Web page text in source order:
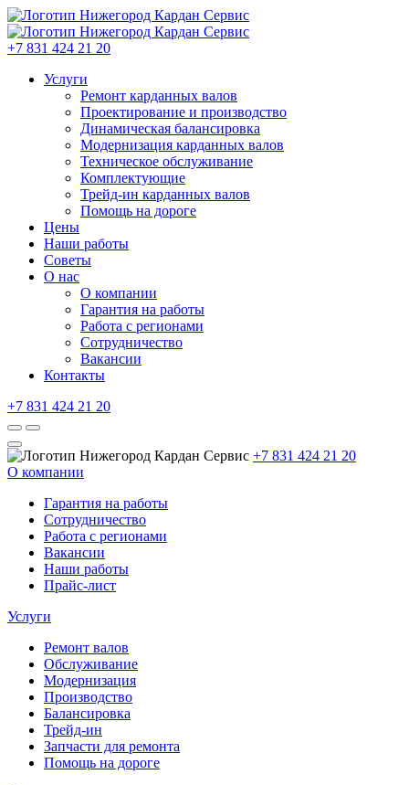
+7 831 424 21 20
Услуги
Ремонт карданных валов
Проектирование и производство
Динамическая балансировка
Модернизация карданных валов
Техническое обслуживание
Комплектующие
Трейд-ин карданных валов
Помощь на дороге
Цены
Наши работы
Советы
О нас
О компании
Гарантия на работы
Работа с регионами
Сотрудничество
Вакансии
Контакты
+7 831 424 21 20
+7 831 424 21 20
О компании
Гарантия на работы
Сотрудничество
Работа с регионами
Вакансии
Наши работы
Прайс-лист
Услуги
Ремонт валов
Обслуживание
Модернизация
Производство
Балансировка
Трейд-ин
Запчасти для ремонта
Помощь на дороге